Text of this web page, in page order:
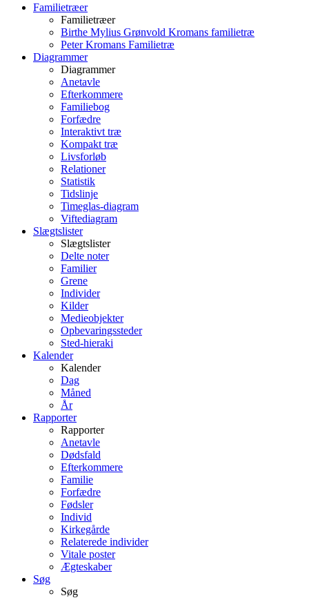
Familietræer
Familietræer
Birthe Mylius Grønvold Kromans familietræ
Peter Kromans Familietræ
Diagrammer
Diagrammer
Anetavle
Efterkommere
Familiebog
Forfædre
Interaktivt træ
Kompakt træ
Livsforløb
Relationer
Statistik
Tidslinje
Timeglas-diagram
Viftediagram
Slægtslister
Slægtslister
Delte noter
Familier
Grene
Individer
Kilder
Medieobjekter
Opbevaringssteder
Sted-hieraki
Kalender
Kalender
Dag
Måned
År
Rapporter
Rapporter
Anetavle
Dødsfald
Efterkommere
Familie
Forfædre
Fødsler
Individ
Kirkegårde
Relaterede individer
Vitale poster
Ægteskaber
Søg
Søg